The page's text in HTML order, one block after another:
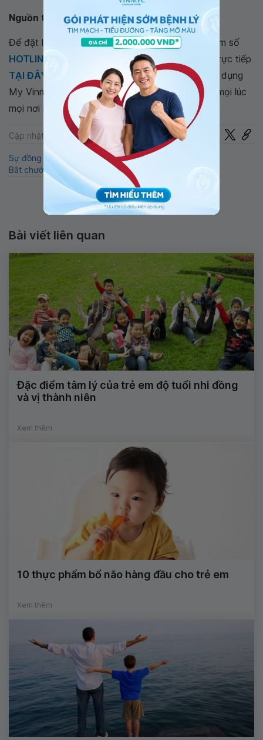
Nguồn tham khảo: webmd.com
Để đặt lịch khám tại viện, Quý khách vui lòng bấm số
HOTLINE
GÓI DỊCH VỤhoặc đặt lịch trực tiếp
TẠI ĐÂY
. Tải và đặt lịch khám tự động trên ứng dụng
My Vinmec để quản lý, theo dõi lịch và đặt hẹn mọi lúc
mọi nơi ngay trên ứng dụng.
Cập nhật: 22-07-2024 Chia sẻ
Sự đồng cảm Não bộ Sống khỏe
Bắt chước cảm xúc
Bài viết liên quan
Đặc điểm tâm lý của trẻ em độ tuổi nhi đồng
và vị thành niên
Xem thêm
10 thực phẩm bổ não hàng đầu cho trẻ em
Xem thêm